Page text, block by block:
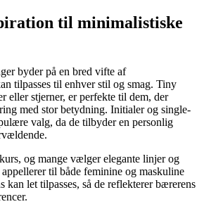
til minimalistiske
byder på en bred vifte af
tilpasses til enhver stil og smag. Tiny
eller stjerner, er perfekte til dem, der
med stor betydning. Initialer og single-
valg, da de tilbyder en personlig
og mange vælger elegante linjer og
til både feminine og maskuline
kan let tilpasses, så de reflekterer bærerens